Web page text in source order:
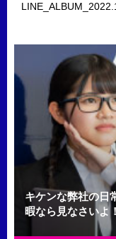
キケンな弊社の日
暇なら見なさいよ